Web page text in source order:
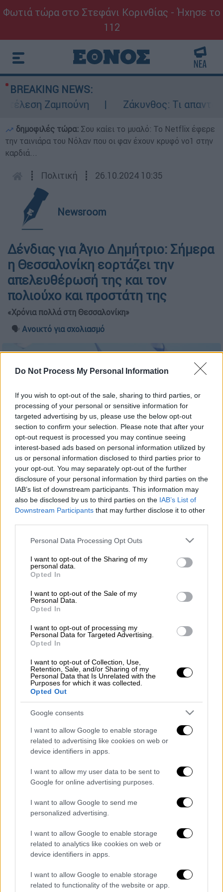
Do Not Process My Personal Information
If you wish to opt-out of the sale, sharing to third parties, or
processing of your personal or sensitive information for
targeted advertising by us, please use the below opt-out
section to confirm your selection. Please note that after your
opt-out request is processed you may continue seeing
interest-based ads based on personal information utilized by
us or personal information disclosed to third parties prior to
your opt-out. You may separately opt-out of the further
disclosure of your personal information by third parties on the
IAB’s list of downstream participants. This information may
also be disclosed by us to third parties on the IAB’s List of
Downstream Participants that may further disclose it to other
Please note that this website/app uses one or more Google
not limited to your visit or usage behaviour. You may click to
grant or deny consent to Google and its third-party tags to
use your data for below specified purposes in below Google
consent section.
Personal Data Processing Opt Outs
I want to opt-out of the Sharing of my
personal data.
Opted In
I want to opt-out of the Sale of my
Personal Data.
Opted In
I want to opt-out of processing my
Personal Data for Targeted Advertising.
Opted In
I want to opt-out of Collection, Use,
Retention, Sale, and/or Sharing of my
Personal Data that Is Unrelated with the
Purposes for which it was collected.
Opted Out
Google consents
I want to allow Google to enable storage
related to advertising like cookies on web or
device identifiers in apps.
I want to allow my user data to be sent to
Google for online advertising purposes.
I want to allow Google to send me
personalized advertising.
I want to allow Google to enable storage
related to analytics like cookies on web or
device identifiers in apps.
I want to allow Google to enable storage
related to functionality of the website or app.
Φωτιά τώρα στο Στεφάνι Κορινθίας - Ήχησε το
112
BREAKING NEWS:
Ζαμπούνη
Ζάκυνθος: Τι απαντά
δημοφιλές τώρα: Σου καίει το μυαλό: Το Netflix έφερε
την ταινιάρα του Νόλαν που οι φαν έχουν κρυφό νο1 στην
καρδιά...
┋ Πολιτική ┋ 26.10.2024 10:35
Newsroom
Δένδιας για Άγιο Δημήτριο: Σήμερα
η Θεσσαλονίκη εορτάζει την
απελευθέρωσή της και τον
πολιούχο και προστάτη της
«Χρόνια πολλά στη Θεσσαλονίκη»
🗣️ Ανοικτό για σχολιασμό
Ο Νίκος Δένδιας στην Τήνο/Eurokinissi
Προσθέστε το ΕΘΝΟΣ στη Google
Σήμερα ηΘεσσαλονίκη εορτάζει την
και τον πολιούχο και προστάτη της
Άγιο
Δημήτριο . Αυτό αναφέρει με ανάρτηση στο
"Χ" ο υπουργός Εθνικής Άμυνας
Νίκος
Δένδιας.
«Χρόνια πολλά στηΘεσσαλονίκη
ιστορική πρωτεύουσα πόλη των Βαλκανίων!
Χρόνια πολλά στις εορτάζουσες και τους
εορτάζοντες!» προσθέτει.
Τα σχολιά σας δημοσιεύονται άμεσα με δική σας ευθύνη. Το
ΕΘΝΟΣ θα παρεμβαίνει και τα προσβλητικά σχόλια θα
Διαβάστε ακόμη
Δημιούργησαν με AI νέους ιούς μέσα σε
λίγες ώρες - Γιατί προβληματίζονται οι